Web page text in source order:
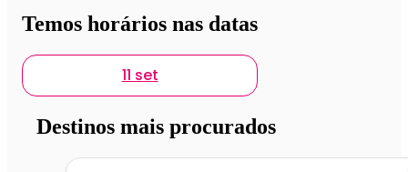
Temos horários nas datas
11 set
Destinos mais procurados